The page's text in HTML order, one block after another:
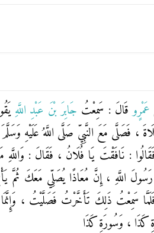
عَمْرٍوقَالَ : سَمِعْتُ جَابِرَ بْنَ عَبْدِ اللَّهِ
، فَصَلَّى مَعَ النَّبِيِّ صَلَّى اللَّهُ عَلَيْهِ
: نَافَقْتَ يَا فُلَانُ ، فَقَالَ : وَاللَّهِ
اللَّهِ ، إِنَّ مُعَاذًا يُصَلِّي مَعَكَ ثُمَّ
سَمِعْتُ ذَلِكَ تَأَخَّرْتُ فَصَلَّيْتُ ،
كَذَا ، وَسُورَةِ كَذَا